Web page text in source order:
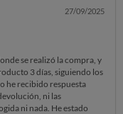
solicito un reebolso
me dé problemas.
27/09/2025
se realizó la compra, y
3 días, siguiendo los
he recibido respuesta
ni las
ni nada. He estado